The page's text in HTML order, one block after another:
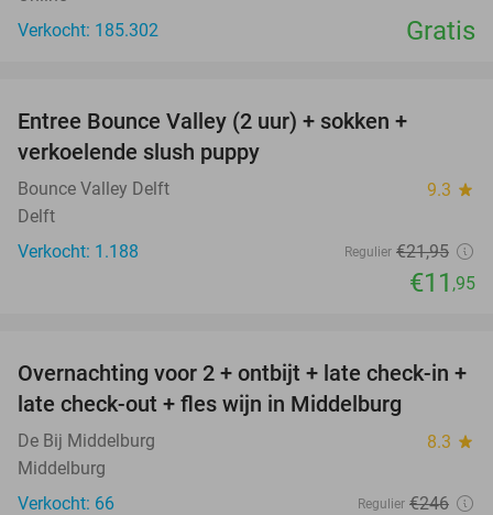
Verkocht: 185.302
Gratis
Entree Bounce Valley (2 uur) + sokken +
verkoelende slush puppy
Bounce Valley Delft 9.3 star
Delft
Verkocht: 1.188
Regulier €21,95
€11 ,95
52%
Overnachting voor 2 + ontbijt + late check-in +
late check-out + fles wijn in Middelburg
De Bij Middelburg 8.3 star
Middelburg
Verkocht: 66
Regulier €246